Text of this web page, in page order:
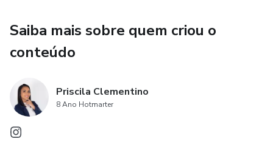
como melhorar a experiência do cliente, fortalecer sua
autoridade e evoluir continuamente seu posicionamento
profissional
As imersões são encontros online com conteúdos
atualizados, aplicação prática e direcionamentos
estratégicos, incluindo análises e ajustes ao vivo, como
diagnóstico de perfil profissional e orientações práticas que
Saiba mais sobre quem criou o
conteúdo
Priscila Clementino
8 Ano Hotmarter